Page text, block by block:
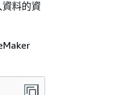
料的資